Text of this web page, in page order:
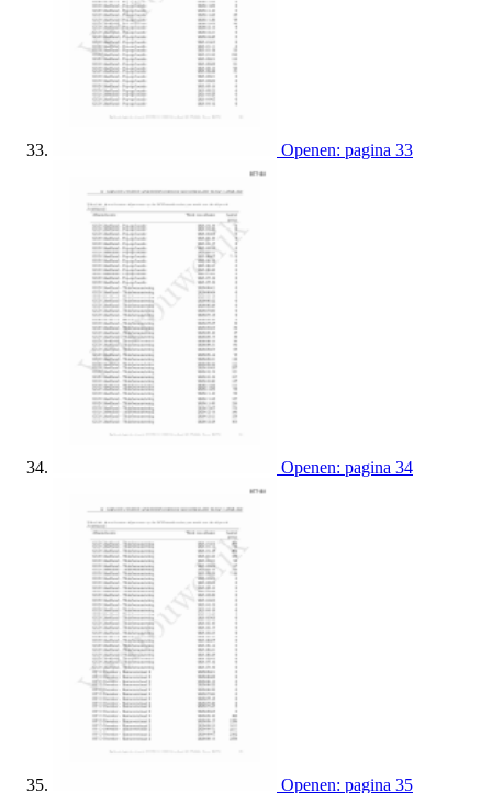
Openen: pagina 33
Openen: pagina 34
Openen: pagina 35